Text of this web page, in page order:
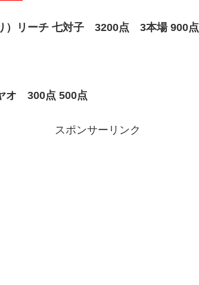
）リーチ 七対子 3200点 3本場 900点
オ 300点 500点
スポンサーリンク